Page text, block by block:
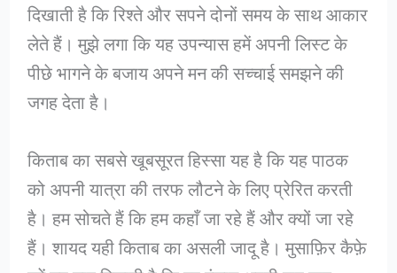
दिखाती है कि रिश्ते और सपने दोनों समय के साथ आकार
लेते हैं। मुझे लगा कि यह उपन्यास हमें अपनी लिस्ट के
पीछे भागने के बजाय अपने मन की सच्चाई समझने की
जगह देता है।
किताब का सबसे खूबसूरत हिस्सा यह है कि यह पाठक
को अपनी यात्रा की तरफ लौटने के लिए प्रेरित करती
है। हम सोचते हैं कि हम कहाँ जा रहे हैं और क्यों जा रहे
हैं। शायद यही किताब का असली जादू है। मुसाफ़िर कैफ़े